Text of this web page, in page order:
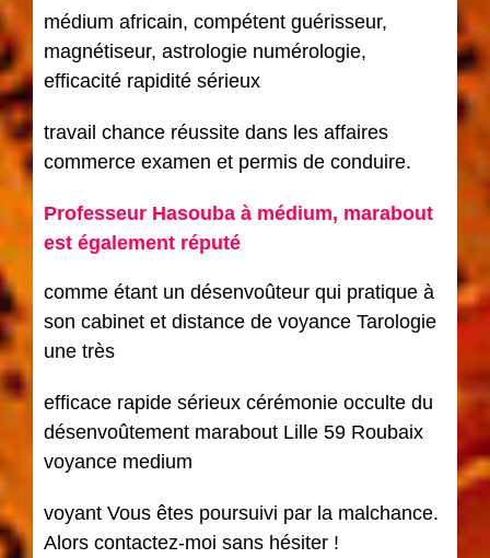
médium africain, compétent guérisseur,
magnétiseur, astrologie numérologie,
efficacité rapidité sérieux
travail chance réussite dans les affaires
commerce examen et permis de conduire.
Professeur Hasouba à médium, marabout
est également réputé
comme étant un désenvoûteur qui pratique à
son cabinet et distance de voyance Tarologie
une très
efficace rapide sérieux cérémonie occulte du
désenvoûtement marabout Lille 59 Roubaix
voyance medium
voyant Vous êtes poursuivi par la malchance.
Alors contactez-moi sans hésiter !